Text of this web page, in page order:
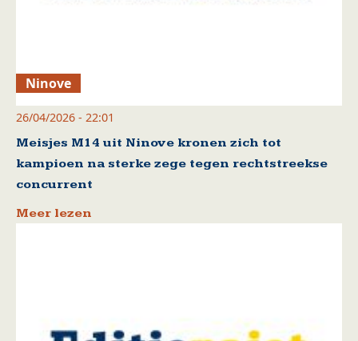
Ninove
26/04/2026 - 22:01
Meisjes M14 uit Ninove kronen zich tot
kampioen na sterke zege tegen rechtstreekse
concurrent
Meer lezen